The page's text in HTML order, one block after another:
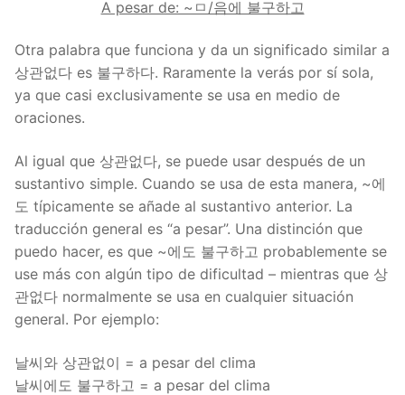
A pesar de: ~ㅁ/음에 불구하고
Otra palabra que funciona y da un significado similar a
상관없다 es 불구하다. Raramente la verás por sí sola,
ya que casi exclusivamente se usa en medio de
oraciones.
Al igual que 상관없다, se puede usar después de un
sustantivo simple. Cuando se usa de esta manera, ~에
도 típicamente se añade al sustantivo anterior. La
traducción general es “a pesar”. Una distinción que
puedo hacer, es que ~에도 불구하고 probablemente se
use más con algún tipo de dificultad – mientras que 상
관없다 normalmente se usa en cualquier situación
general. Por ejemplo:
날씨와 상관없이 = a pesar del clima
날씨에도 불구하고 = a pesar del clima